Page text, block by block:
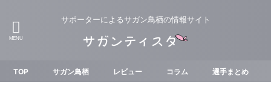
サポーターによるサガン鳥栖の情報サイト
TOP サガン鳥栖 レビュー コラム 選手まとめ